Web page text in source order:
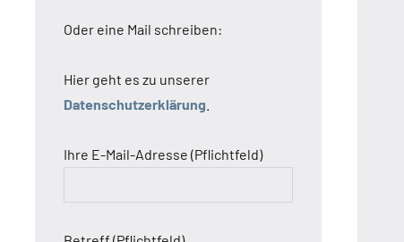
Oder eine Mail schreiben:
Hier geht es zu unserer
Datenschutzerklärung
Ihre E-Mail-Adresse (Pflichtfeld)